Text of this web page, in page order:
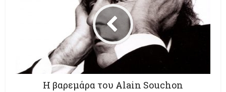
Η βαρεμάρα του Alain Souchon